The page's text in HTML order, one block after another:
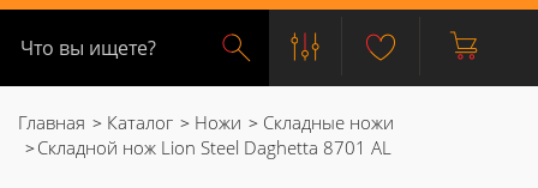
Главная Каталог Ножи
Складные ножи
Складной нож Lion Steel Daghetta 8701 AL